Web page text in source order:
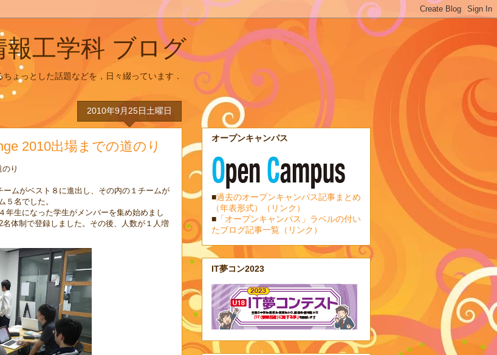
工学科 ブログ
ょっとした話題などを，日々綴っています．
2010年9月25日土曜日
2010出場までの道のり
り
ムがベスト８に進出し、その内の１チームが
５名でした。
年生になった学生がメンバーを集め始めまし
体制で登録しました。その後、人数が１人増
オープンキャンパス
■過去のオープンキャンパス記事まとめ
（年表形式）（リンク）
■ 「オープンキャンパス」ラベルの付い
たブログ記事一覧（リンク）
IT夢コン2023